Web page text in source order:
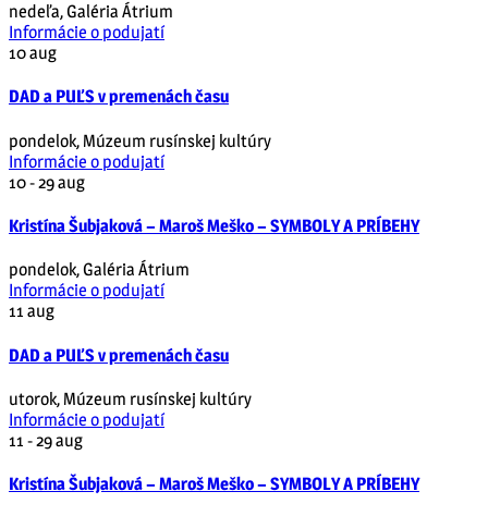
nedeľa,Galéria Átrium
Informácie o podujatí
10aug
DAD a PUĽS v premenách času
pondelok, Múzeum rusínskej kultúry
Informácie o podujatí
10 - 29aug
Kristína Šubjaková – Maroš Meško – SYMBOLY A PRÍBEHY
pondelok,Galéria Átrium
Informácie o podujatí
11 aug
DAD a PUĽS v premenách času
utorok, Múzeum rusínskej kultúry
Informácie o podujatí
11 - 29aug
Kristína Šubjaková – Maroš Meško – SYMBOLY A PRÍBEHY